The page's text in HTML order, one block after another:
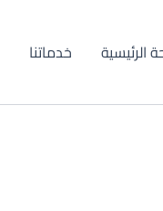
الرئيسية خدماتنا